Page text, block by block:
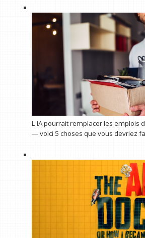
L'IA pourrait remplacer les emplois
— voici 5 choses que vous devriez